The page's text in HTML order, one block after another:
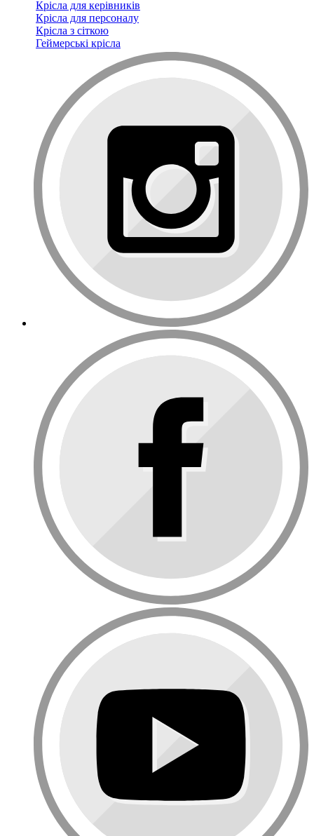
Крісла для керівників
Крісла для персоналу
Крісла з сіткою
Геймерські крісла